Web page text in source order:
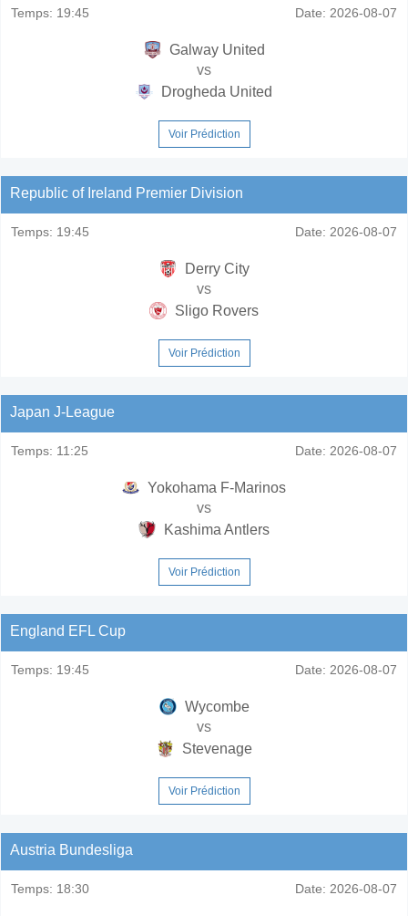
Temps: 19:45 Date: 2026-08-07
Galway United
vs
Drogheda United
Voir Prédiction
Republic of Ireland Premier Division
Temps: 19:45 Date: 2026-08-07
Derry City
vs
Sligo Rovers
Voir Prédiction
Japan J-League
Temps: 11:25 Date: 2026-08-07
Yokohama F-Marinos
vs
Kashima Antlers
Voir Prédiction
England EFL Cup
Temps: 19:45 Date: 2026-08-07
Wycombe
vs
Stevenage
Voir Prédiction
Austria Bundesliga
Temps: 18:30 Date: 2026-08-07